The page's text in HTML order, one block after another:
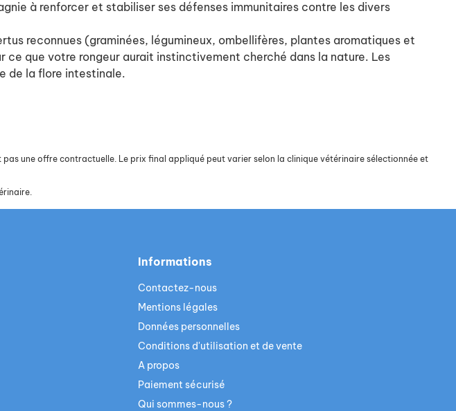
à renforcer et stabiliser ses défenses immunitaires contre les divers
reconnues (graminées, légumineux, ombellifères, plantes aromatiques et
ce que votre rongeur aurait instinctivement cherché dans la nature. Les
de la flore intestinale.
une offre contractuelle. Le prix final appliqué peut varier selon la clinique vétérinaire sélectionnée et
Informations
Contactez-nous
Mentions légales
Données personnelles
Conditions d'utilisation et de vente
A propos
Paiement sécurisé
Qui sommes-nous ?